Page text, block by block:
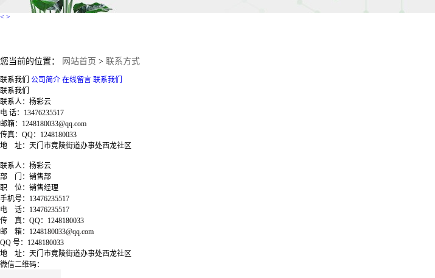
< >
您当前的位置： 网站首页 > 联系方式
联系我们 公司简介 在线留言 联系我们
联系我们
联系人：杨彩云
电 话：13476235517
邮箱：1248180033@qq.com
传真：QQ：1248180033
地 址：天门市竟陵街道办事处西龙社区
联系人： 杨彩云
部
门： 销售部
职
位： 销售经理
手机号： 13476235517
电
话： 13476235517
传
真： QQ：1248180033
邮
箱： 1248180033@qq.com
QQ 号： 1248180033
地
址： 天门市竟陵街道办事处西龙社区
微信二维码：